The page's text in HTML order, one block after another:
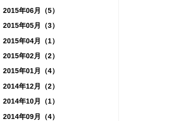
2015年06月（5）
2015年05月（3）
2015年04月（1）
2015年02月（2）
2015年01月（4）
2014年12月（2）
2014年10月（1）
2014年09月（4）